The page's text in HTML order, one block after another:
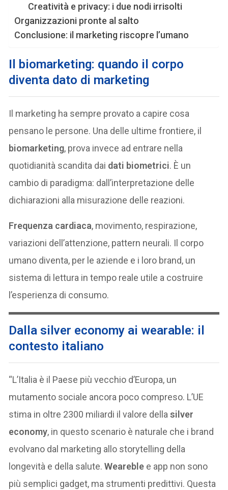
Creatività e privacy: i due nodi irrisolti
Organizzazioni pronte al salto
Conclusione: il marketing riscopre l’umano
Il biomarketing: quando il corpo
diventa dato di marketing
Il marketing ha sempre provato a capire cosa
pensano le persone. Una delle ultime frontiere, il
biomarketing, prova invece ad entrare nella
quotidianità scandita dai dati biometrici. È un
cambio di paradigma: dall’interpretazione delle
dichiarazioni alla misurazione delle reazioni.
Frequenza cardiaca, movimento, respirazione,
variazioni dell’attenzione, pattern neurali. Il corpo
umano diventa, per le aziende e i loro brand, un
sistema di lettura in tempo reale utile a costruire
l’esperienza di consumo.
Dalla silver economy ai wearable: il
contesto italiano
“L’Italia è il Paese più vecchio d’Europa, un
mutamento sociale ancora poco compreso. L’UE
stima in oltre 2300 miliardi il valore dellasilver
economy, in questo scenario è naturale che i brand
evolvano dal marketing allo storytelling della
longevità e della salute.Weareble e app non sono
più semplici gadget, ma strumenti predittivi. Questa